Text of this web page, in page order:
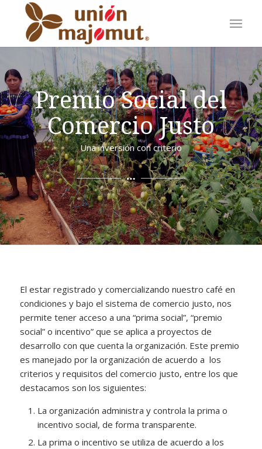
Premio Social del
Comercio Justo
Una inversión con criterio
El estar registrado y comercializando nuestro café en
condiciones y bajo el sistema de comercio justo, nos
permite tener acceso a una “prima social”, “premio
social” o incentivo” que se aplica a proyectos de
desarrollo con que cuenta la organización. Este premio
es manejado por la organización de acuerdo a los
criterios y requisitos del comercio justo, entre los que
destacamos son los siguientes:
La organización administra y controla la prima o
incentivo social, de forma transparente.
La prima o incentivo se utiliza de acuerdo a los